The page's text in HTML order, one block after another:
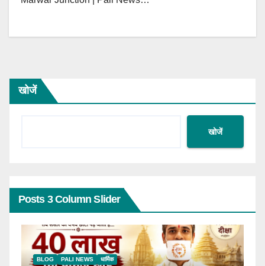
खोजें
खोजें
Posts 3 Column Slider
BLOG टॉप न्यूज़ धार्मिक